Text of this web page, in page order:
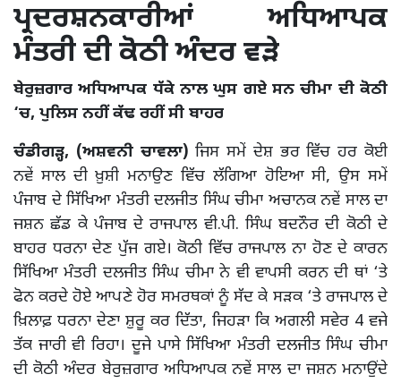
ਪ੍ਰਦਰਸ਼ਨਕਾਰੀਆਂ ਅਧਿਆਪਕ
ਮੰਤਰੀ ਦੀ ਕੋਠੀ ਅੰਦਰ ਵੜੇ
ਬੇਰੁਜ਼ਗਾਰ ਅਧਿਆਪਕ ਧੱਕੇ ਨਾਲ ਘੁਸ ਗਏ ਸਨ ਚੀਮਾ ਦੀ ਕੋਠੀ
‘ਚ, ਪੁਲਿਸ ਨਹੀਂ ਕੱਢ ਰਹੀਂ ਸੀ ਬਾਹਰ
ਚੰਡੀਗੜ੍ਹ, (ਅਸ਼ਵਨੀ ਚਾਵਲਾ) ਜਿਸ ਸਮੇਂ ਦੇਸ਼ ਭਰ ਵਿੱਚ ਹਰ ਕੋਈ
ਨਵੇਂ ਸਾਲ ਦੀ ਖ਼ੁਸ਼ੀ ਮਨਾਉਣ ਵਿੱਚ ਲੱਗਿਆ ਹੋਇਆ ਸੀ, ਉਸ ਸਮੇਂ
ਪੰਜਾਬ ਦੇ ਸਿੱਖਿਆ ਮੰਤਰੀ ਦਲਜੀਤ ਸਿੰਘ ਚੀਮਾ ਅਚਾਨਕ ਨਵੇਂ ਸਾਲ ਦਾ
ਜਸ਼ਨ ਛੱਡ ਕੇ ਪੰਜਾਬ ਦੇ ਰਾਜਪਾਲ ਵੀ.ਪੀ. ਸਿੰਘ ਬਦਨੌਰ ਦੀ ਕੋਠੀ ਦੇ
ਬਾਹਰ ਧਰਨਾ ਦੇਣ ਪੁੱਜ ਗਏ। ਕੋਠੀ ਵਿੱਚ ਰਾਜਪਾਲ ਨਾ ਹੋਣ ਦੇ ਕਾਰਨ
ਸਿੱਖਿਆ ਮੰਤਰੀ ਦਲਜੀਤ ਸਿੰਘ ਚੀਮਾ ਨੇ ਵੀ ਵਾਪਸੀ ਕਰਨ ਦੀ ਥਾਂ ‘ਤੇ
ਫੋਨ ਕਰਦੇ ਹੋਏ ਆਪਣੇ ਹੋਰ ਸਮਰਥਕਾਂ ਨੂੰ ਸੱਦ ਕੇ ਸੜਕ ‘ਤੇ ਰਾਜਪਾਲ ਦੇ
ਖ਼ਿਲਾਫ਼ ਧਰਨਾ ਦੇਣਾ ਸ਼ੁਰੂ ਕਰ ਦਿੱਤਾ, ਜਿਹੜਾ ਕਿ ਅਗਲੀ ਸਵੇਰ 4 ਵਜੇ
ਤੱਕ ਜਾਰੀ ਵੀ ਰਿਹਾ। ਦੂਜੇ ਪਾਸੇ ਸਿੱਖਿਆ ਮੰਤਰੀ ਦਲਜੀਤ ਸਿੰਘ ਚੀਮਾ
ਦੀ ਕੋਠੀ ਅੰਦਰ ਬੇਰੁਜ਼ਗਾਰ ਅਧਿਆਪਕ ਨਵੇਂ ਸਾਲ ਦਾ ਜਸ਼ਨ ਮਨਾਉਂਦੇ